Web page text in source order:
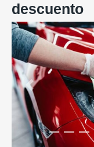
descuento
Previous